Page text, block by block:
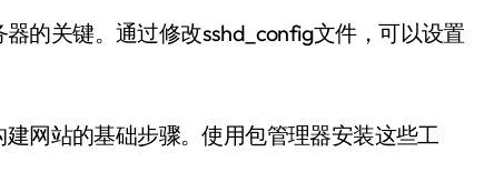
的关键。通过修改sshd_config文件，可以设置
网站的基础步骤。使用包管理器安装这些工